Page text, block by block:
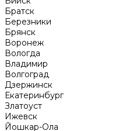
Братск
Березники
Брянск
Воронеж
Вологда
Владимир
Волгоград
Дзержинск
Екатеринбург
Златоуст
Ижевск
Йошкар-Ола